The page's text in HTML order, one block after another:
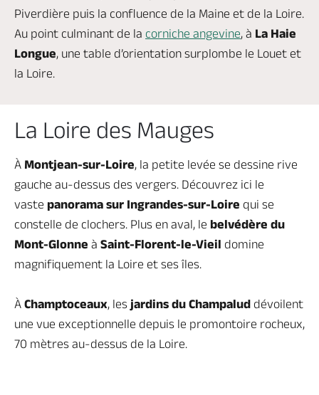
Piverdière puis la confluence de la Maine et de la Loire.
Au point culminant de la corniche angevine, à La Haie
Longue, une table d’orientation surplombe le Louet et
la Loire.
La Loire des Mauges
À Montjean-sur-Loire, la petite levée se dessine rive
gauche au-dessus des vergers. Découvrez ici le
vaste panorama sur Ingrandes-sur-Loire qui se
constelle de clochers. Plus en aval, le belvédère du
Mont-Glonne à Saint-Florent-le-Vieil domine
magnifiquement la Loire et ses îles.
À Champtoceaux, les jardins du Champalud dévoilent
une vue exceptionnelle depuis le promontoire rocheux,
70 mètres au-dessus de la Loire.